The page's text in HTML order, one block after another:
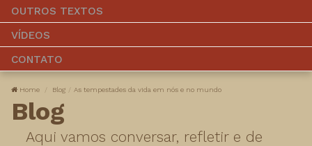
OUTROS TEXTOS
VÍDEOS
CONTATO
Home Blog As tempestades da vida em nós e no mundo
Blog
Aqui vamos conversar, refletir e de